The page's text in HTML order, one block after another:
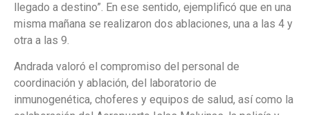
llegado a destino”. En ese sentido, ejemplificó que en una
misma mañana se realizaron dos ablaciones, una a las 4 y
otra a las 9.
Andrada valoró el compromiso del personal de
coordinación y ablación, del laboratorio de
inmunogenética, choferes y equipos de salud, así como la